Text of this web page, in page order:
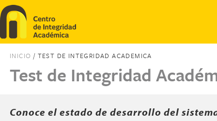
Pasar al contenido principal
INICIO / TEST DE INTEGRIDAD ACADEMICA
Test de Integridad
Conoce el estado de desarrollo del